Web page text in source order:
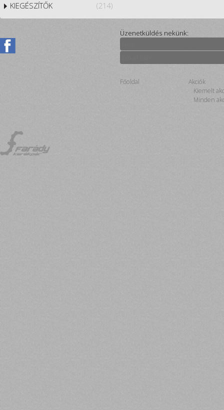
(214)
KIEGÉSZÍTŐK
Üzenetküldés nekünk:
Főoldal
Akciók
Kiemelt
Minden